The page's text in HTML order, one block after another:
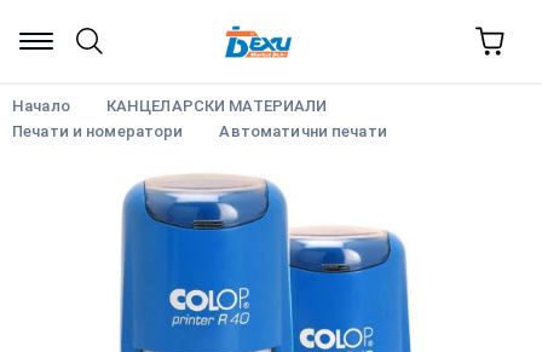
Начало
КАНЦЕЛАРСКИ МАТЕРИАЛИ
Печати и номератори
Автоматични печати